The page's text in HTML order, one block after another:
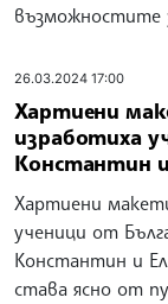
възможностите
26.03.2024 17:00
Хартиени
изработиха
Константин и
Хартиени
ученици от
Константин и
става ясно от